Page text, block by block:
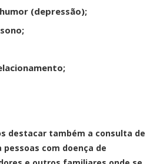
(depressão);
destacar também a consulta de
com doença de